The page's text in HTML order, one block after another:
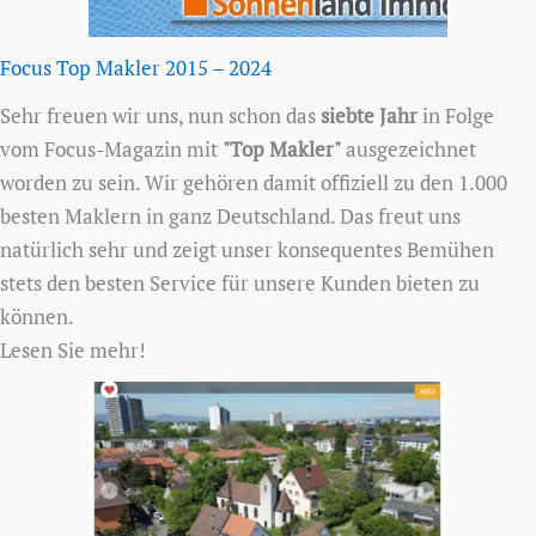
Focus Top Makler 2015 – 2024
Sehr freuen wir uns, nun schon das siebte Jahr in Folge
vom Focus-Magazin mit "Top Makler"ausgezeichnet
worden zu sein. Wir gehören damit offiziell zu den 1.000
besten Maklern in ganz Deutschland. Das freut uns
natürlich sehr und zeigt unser konsequentes Bemühen
stets den besten Service für unsere Kunden bieten zu
können.
Lesen Sie mehr!